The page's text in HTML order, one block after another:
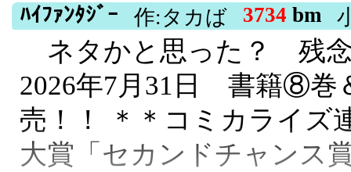
ずの悪役令嬢を拾ってし
者かつ貧乏モブ貴族のラ
ザベス。そして本来なら
法使い……三人が協力し
った新しいストーリーが
ﾊｲﾌｧﾝﾀｼﾞｰ 作:タカば 3734 bm
ネタかと思った？ 残念
2026年7月31日 書籍⑧巻
売！！ ＊＊コミカライズ
大賞「セカンドチャンス